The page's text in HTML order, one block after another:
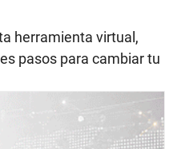
herramienta virtual,
pasos para cambiar tu